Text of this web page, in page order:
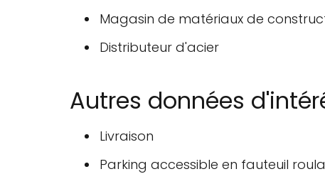
Magasin de matériaux de
Distributeur d'acier
Autres données
Livraison
Parking accessible en fauteuil